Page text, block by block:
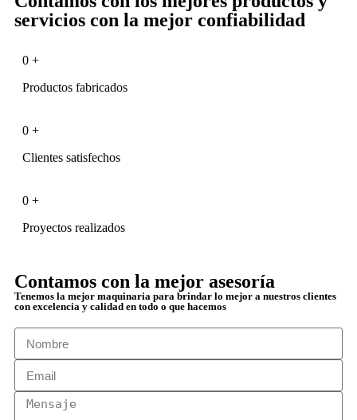
servicios con la mejor confiabilidad
0 +
Productos fabricados
0 +
Clientes satisfechos
0 +
Proyectos realizados
Contamos con la mejor asesoría
Tenemos la mejor maquinaria para brindar lo mejor a nuestros clientes
con excelencia y calidad en todo o que hacemos